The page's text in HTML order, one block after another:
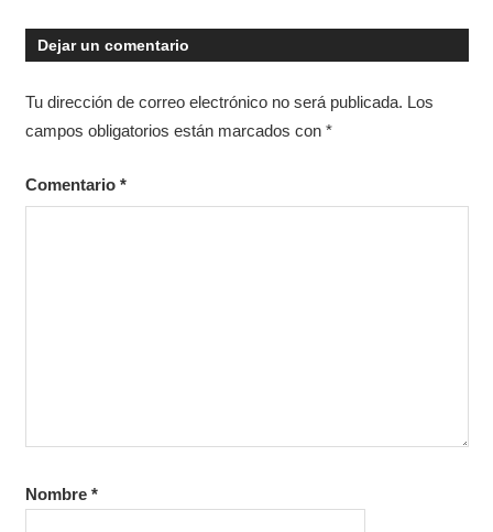
Dejar un comentario
Tu dirección de correo electrónico no será publicada. Los
campos obligatorios están marcados con *
Comentario *
Nombre *